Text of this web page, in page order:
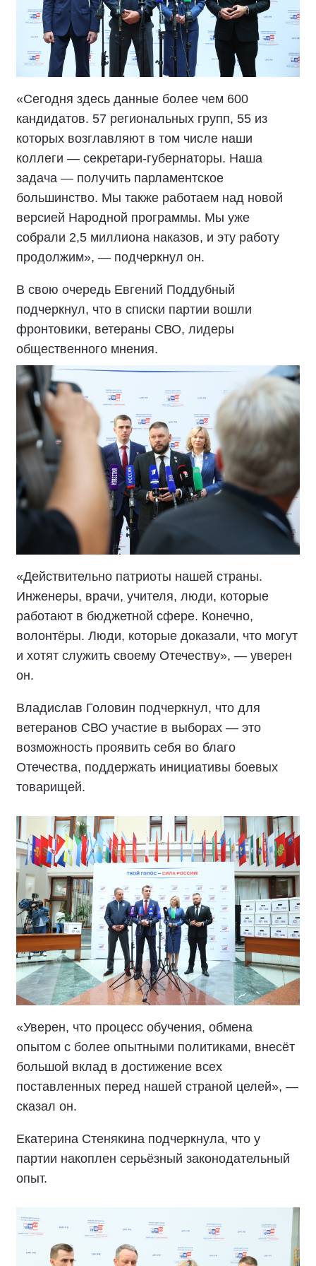
«Сегодня здесь данные более чем 600
кандидатов. 57 региональных групп, 55 из
которых возглавляют в том числе наши
коллеги — секретари-губернаторы. Наша
задача — получить парламентское
большинство. Мы также работаем над новой
версией Народной программы. Мы уже
собрали 2,5 миллиона наказов, и эту работу
продолжим», — подчеркнул он.
В свою очередь Евгений Поддубный
подчеркнул, что в списки партии вошли
фронтовики, ветераны СВО, лидеры
общественного мнения.
«Действительно патриоты нашей страны.
Инженеры, врачи, учителя, люди, которые
работают в бюджетной сфере. Конечно,
волонтёры. Люди, которые доказали, что могут
и хотят служить своему Отечеству», — уверен
он.
Владислав Головин подчеркнул, что для
ветеранов СВО участие в выборах — это
возможность проявить себя во благо
Отечества, поддержать инициативы боевых
товарищей.
«Уверен, что процесс обучения, обмена
опытом с более опытными политиками, внесёт
большой вклад в достижение всех
поставленных перед нашей страной целей», —
сказал он.
Екатерина Стенякина подчеркнула, что у
партии накоплен серьёзный законодательный
опыт.